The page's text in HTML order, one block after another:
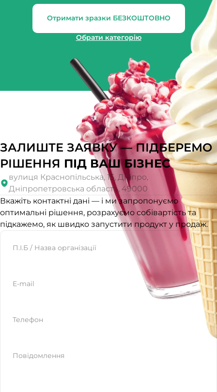
Отримати зразки БЕЗКОШТОВНО
Обрати категорію
ЗАЛИШТЕ ЗАЯВКУ — ПІДБЕРЕМО
РІШЕННЯ ПІД ВАШ БІЗНЕС
вулиця Краснопільська, 15, Дніпро,
Дніпропетровська область, 49000
Вкажіть контактні дані — і ми запропонуємо
оптимальні рішення, розрахуємо собівартість та
підкажемо, як швидко запустити продукт у продаж.
П.І.Б / Назва організації
E-mail
Телефон
Повідомлення
Website